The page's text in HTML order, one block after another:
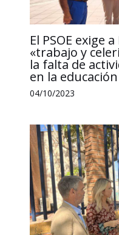
El PSOE exige
«trabajo y
la falta de
en la
04/10/2023